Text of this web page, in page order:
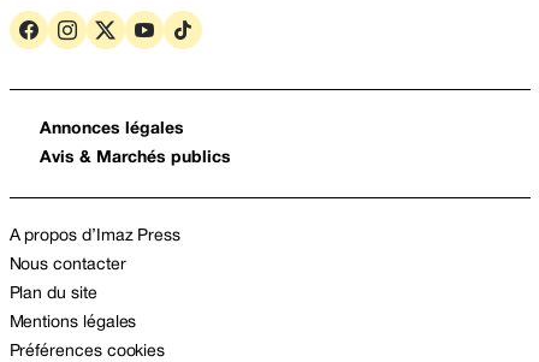
Annonces légales
Avis & Marchés publics
A propos d’Imaz Press
Nous contacter
Plan du site
Mentions légales
Préférences cookies